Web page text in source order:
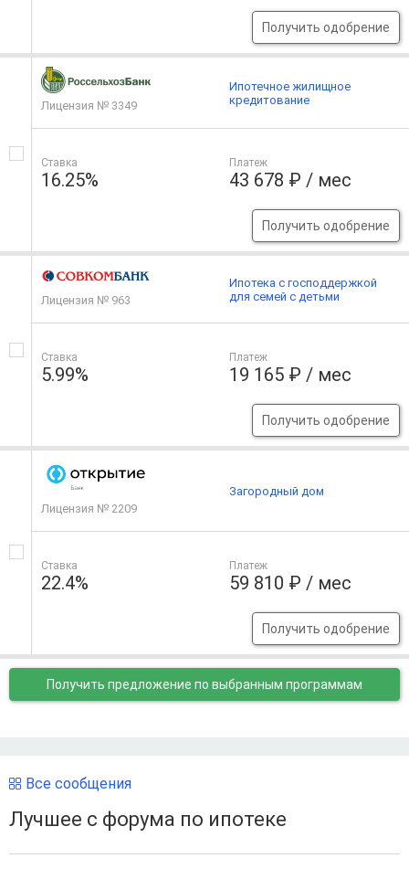
Получить одобрение
Лицензия № 3349
Ставка
16.25%
Платеж
43 678 ₽ / мес
Получить одобрение
Ипотечное жилищное
кредитование
Лицензия № 963
Ставка
5.99%
Платеж
19 165 ₽ / мес
Получить одобрение
Ипотека с господдержкой
для семей с детьми
Лицензия № 2209
Ставка
22.4%
Платеж
59 810 ₽ / мес
Получить одобрение
Загородный дом
Получить предложение по выбранным программам
Все сообщения
Лучшее с форума по ипотеке